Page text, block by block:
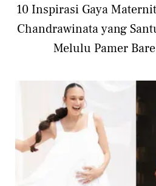
10 Inspirasi Gaya
Chandrawinata yang
Melulu Pamer